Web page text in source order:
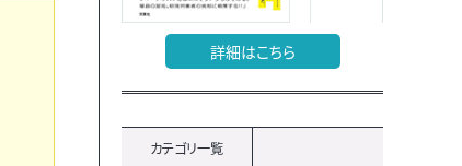
詳細はこちら
カテゴリ一覧